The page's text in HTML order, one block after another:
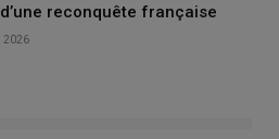
reconquête française
2026